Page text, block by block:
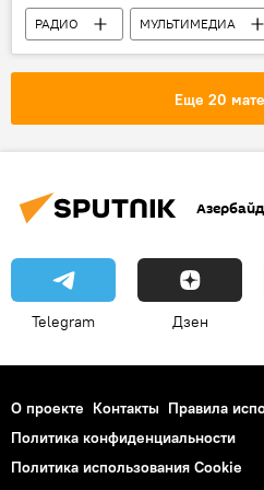
Иисус Христос
Крестный
РАДИО МУЛЬТИМЕДИА
АНАЛИТИКА
Новости мира
Еще 20
Telegram Дзен
О проекте Контакты Правила
Политика конфиденциальности
Политика использования Cookie